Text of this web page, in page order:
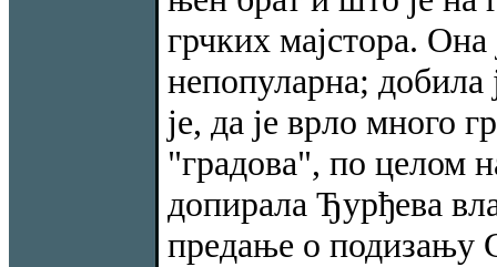
грчких мајстора. Она
непопуларна;
је, да је врло много
"градова", по целом
допирала Ђурђева
предање о подизању